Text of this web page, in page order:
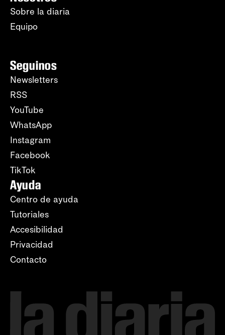
Sobre la diaria
Equipo
Seguinos
Newsletters
RSS
YouTube
WhatsApp
Instagram
Facebook
TikTok
Ayuda
Centro de ayuda
Tutoriales
Accesibilidad
Privacidad
Contacto